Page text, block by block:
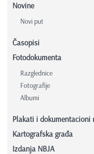
Novine
Novi put
Časopisi
Fotodokumenta
Razglednice
Fotografije
Albumi
Plakati i dokumentacioni
Kartografska građa
Izdanja NBJA